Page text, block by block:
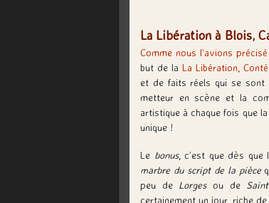
La Libération à Blois,
Comme nous l’avions
but de la La Libération,
et de faits réels qui se sont
metteur en scène et la
artistique à chaque fois que
unique !
Le bonus, c’est que dès que
marbre du script de la pièce
peu de Lorgesou de
certainement un jour, riche